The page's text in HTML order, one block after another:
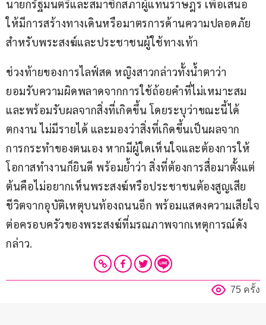
นายกรัฐมนตรีและสมาชิกสภาผู้แทนราษฎร เพื่อเสนอ
ให้มีการสร้างทางเดินหรือมาตรการด้านความปลอดภัย
สำหรับพระสงฆ์และประชาชนผู้ใช้ทางเท้า
ช่วงท้ายของการไลฟ์สด หญิงสาวกล่าวทั้งน้ำตาว่า
ยอมรับความผิดพลาดจากการใช้ถ้อยคำที่ไม่เหมาะสม
และพร้อมรับผลจากสิ่งที่เกิดขึ้น โดยระบุว่าขณะนี้ได้
ตกงาน ไม่มีรายได้ และมองว่าสิ่งที่เกิดขึ้นเป็นผลจาก
การกระทำของตนเอง หากมีผู้ใดเห็นใจและต้องการให้
โอกาสทำงานก็ยินดี พร้อมย้ำว่า สิ่งที่ต้องการสื่อมาตั้งแต่
ต้นคือไม่อยากเห็นพระสงฆ์หรือประชาชนต้องสูญเสีย
ชีวิตจากอุบัติเหตุบนท้องถนนอีก พร้อมแสดงความเสียใจ
ต่อครอบครัวของพระสงฆ์ที่มรณภาพจากเหตุการณ์ดัง
กล่าว.
75 ครั้ง